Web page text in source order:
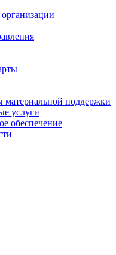
поддержки
услуги
обеспечение